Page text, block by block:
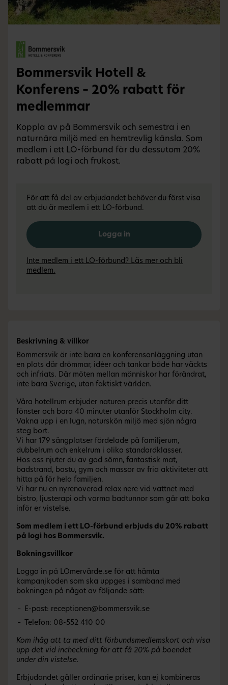
Bommersvik Hotell &
Konferens – 20% rabatt för
medlemmar
Koppla av på Bommersvik och semestra i en
naturnära miljö med en hemtrevlig känsla. Som
medlem i ett LO-förbund får du dessutom 20%
rabatt på logi och frukost.
För att få del av erbjudandet behöver du först visa
att du är medlem i ett LO-förbund.
Logga in
Inte medlem i ett LO-förbund? Läs mer och bli
medlem.
Beskrivning & villkor
Bommersvik är inte bara en konferensanläggning utan
en plats där drömmar, idèer och tankar både har väckts
och infriats. Där möten mellan människor har förändrat,
inte bara Sverige, utan faktiskt världen.
Våra hotellrum erbjuder naturen precis utanför ditt
fönster och bara 40 minuter utanför Stockholm city.
Vakna upp i en lugn, naturskön miljö med sjön några
steg bort.
Vi har 179 sängplatser fördelade på familjerum,
dubbelrum och enkelrum i olika standardklasser.
Hos oss njuter du av god sömn, fantastisk mat,
badstrand, bastu, gym och massor av fria aktiviteter att
hitta på för hela familjen.
Vi har nu en nyrenoverad relax nere vid vattnet med
bistro, ljusterapi och varma badtunnor som går att boka
inför er vistelse.
Som medlem i ett LO-förbund erbjuds du 20% rabatt
på logi hos Bommersvik.
Bokningsvillkor
Logga in på LOmervärde.se för att hämta
kampanjkoden som ska uppges i samband med
bokningen på något av följande sätt:
E-post: receptionen@bommersvik.se
Telefon: 08-552 410 00
Kom ihåg att ta med ditt förbundsmedlemskort och visa
upp det vid incheckning för att få 20% på boendet
under din vistelse.
Erbjudandet gäller ordinarie priser, kan ej kombineras